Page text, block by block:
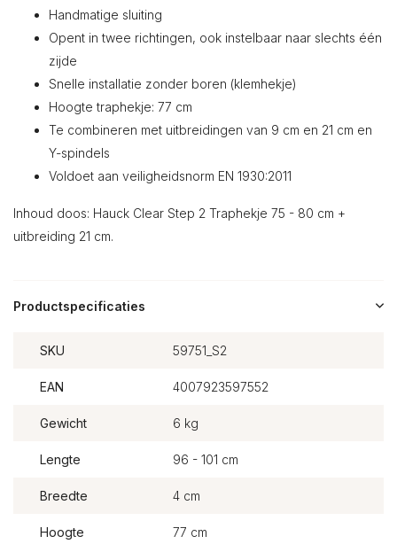
Handmatige sluiting
Opent in twee richtingen, ook instelbaar naar slechts één
zijde
Snelle installatie zonder boren (klemhekje)
Hoogte traphekje: 77 cm
Te combineren met uitbreidingen van 9 cm en 21 cm en
Y-spindels
Voldoet aan veiligheidsnorm EN 1930:2011
Inhoud doos: Hauck Clear Step 2 Traphekje 75 - 80 cm +
uitbreiding 21 cm.
Productspecificaties
SKU 59751_S2
EAN 4007923597552
Gewicht 6 kg
Lengte 96 - 101 cm
Breedte 4 cm
Hoogte 77 cm